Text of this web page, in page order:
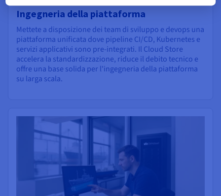
Ingegneria della piattaforma
Mettete a disposizione dei team di sviluppo e devops una
piattaforma unificata dove pipeline CI/CD, Kubernetes e
servizi applicativi sono pre-integrati. Il Cloud Store
accelera la standardizzazione, riduce il debito tecnico e
offre una base solida per l'ingegneria della piattaforma
su larga scala.